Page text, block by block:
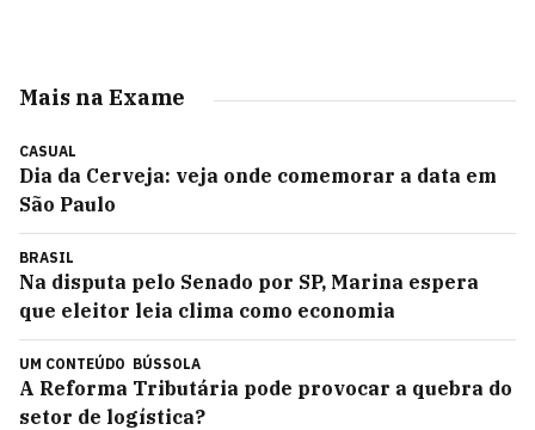
Mais na Exame
CASUAL
Dia da Cerveja: veja onde comemorar a data em
São Paulo
BRASIL
Na disputa pelo Senado por SP, Marina espera
que eleitor leia clima como economia
UM CONTEÚDO BÚSSOLA
A Reforma Tributária pode provocar a quebra do
setor de logística?